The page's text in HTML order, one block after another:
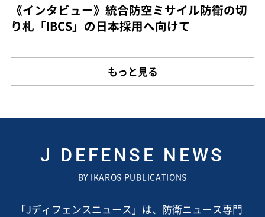
《インタビュー》統合防空ミサイル防衛の切
り札「IBCS」の日本採用へ向けて
もっと見る
J DEFENSE NEWS
BY IKAROS PUBLICATIONS
「Jディフェンスニュース」は、防衛ニュース専門